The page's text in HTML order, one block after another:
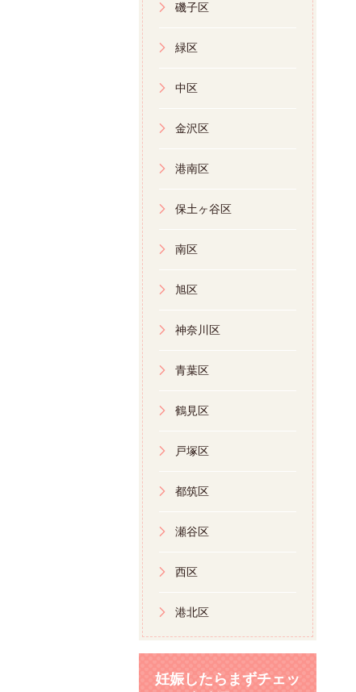
磯子区
緑区
中区
金沢区
港南区
保土ヶ谷区
南区
旭区
神奈川区
青葉区
鶴見区
戸塚区
都筑区
瀬谷区
西区
港北区
妊娠したらまずチェッ